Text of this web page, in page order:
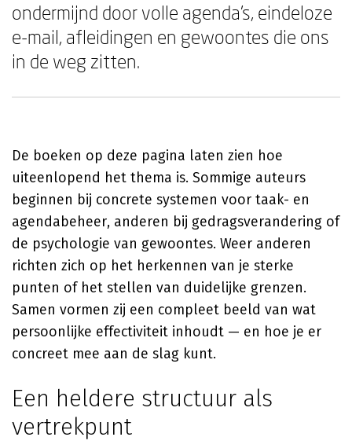
ondermijnd door volle agenda's, eindeloze
e-mail, afleidingen en gewoontes die ons
in de weg zitten.
De boeken op deze pagina laten zien hoe
uiteenlopend het thema is. Sommige auteurs
beginnen bij concrete systemen voor taak- en
agendabeheer, anderen bij gedragsverandering of
de psychologie van gewoontes. Weer anderen
richten zich op het herkennen van je sterke
punten of het stellen van duidelijke grenzen.
Samen vormen zij een compleet beeld van wat
persoonlijke effectiviteit inhoudt — en hoe je er
concreet mee aan de slag kunt.
Een heldere structuur als
vertrekpunt